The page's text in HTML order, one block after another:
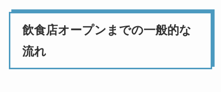
飲食店オープンまでの一般的な
流れ